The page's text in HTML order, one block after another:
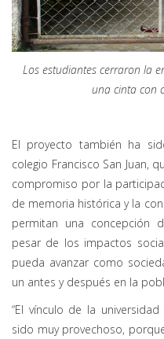
Los estudiantes cerraron la
una cinta con
El proyecto también ha
colegio Francisco San Juan,
compromiso por la
de memoria histórica y la
permitan una concepción
pesar de los impactos
pueda avanzar como
un antes y después en la
“El vínculo de la
sido muy provechoso,